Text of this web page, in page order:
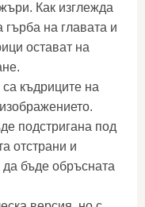
Как изглежда
на главата и
остават на
са къдриците на
подстригана под
отстрани и
да бъде обръсната